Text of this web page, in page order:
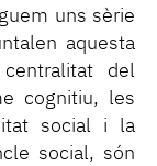
uns sèrie
aquesta
del
cognitiu, les
social i la
social, són